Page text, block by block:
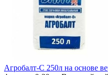
Агробалт-С 250л на основе